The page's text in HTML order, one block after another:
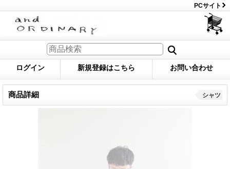
PCサイト
ログイン 新規登録はこちら お問い合わせ
商品詳細 シャツ